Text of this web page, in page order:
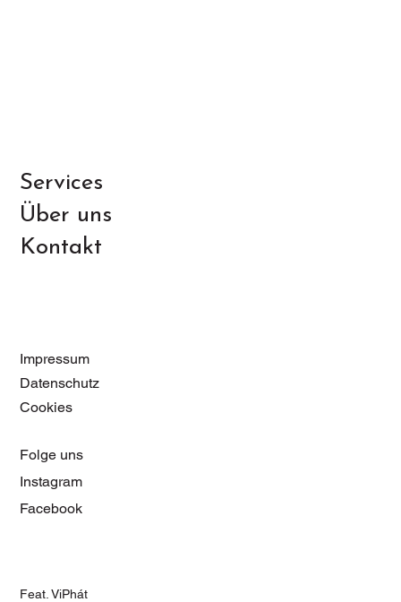
Services
Über uns
Kontakt
Impressum
Datenschutz
Cookies
Folge uns
Instagram
Facebook
Feat. ViPhát